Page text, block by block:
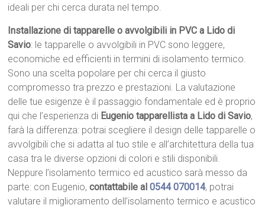
ideali per chi cerca durata nel tempo.
Installazione di tapparelle o avvolgibili in PVC a Lido di
Savio: le tapparelle o avvolgibili in PVC sono leggere,
economiche ed efficienti in termini di isolamento termico.
Sono una scelta popolare per chi cerca il giusto
compromesso tra prezzo e prestazioni. La valutazione
delle tue esigenze è il passaggio fondamentale ed è proprio
qui che l’esperienza di Eugenio tapparellista a Lido di Savio,
farà la differenza: potrai scegliere il design delle tapparelle o
avvolgibili che si adatta al tuo stile e all’architettura della tua
casa tra le diverse opzioni di colori e stili disponibili.
Neppure l’isolamento termico ed acustico sarà messo da
parte: con Eugenio,contattabile al0544 070014, potrai
valutare il miglioramento dell’isolamento termico e acustico